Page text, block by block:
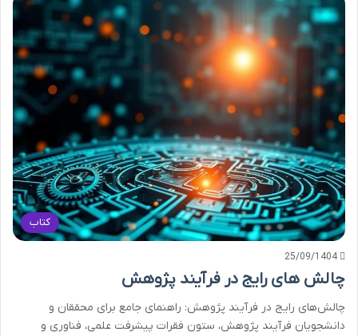
کتاب
25/09/1404
چالش های رایج در فرآیند پژوهش
چالش‌های رایج در فرآیند پژوهش: راهنمای جامع برای محققان و
دانشجویان فرآیند پژوهش، ستون فقرات پیشرفت علمی، فناوری و